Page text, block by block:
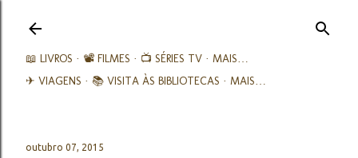
📖 LIVROS 📽️ FILMES 📺 SÉRIES TV
MAIS…
✈ VIAGENS
📚︎ VISITA ÀS BIBLIOTECAS MAIS…
outubro 07, 2015